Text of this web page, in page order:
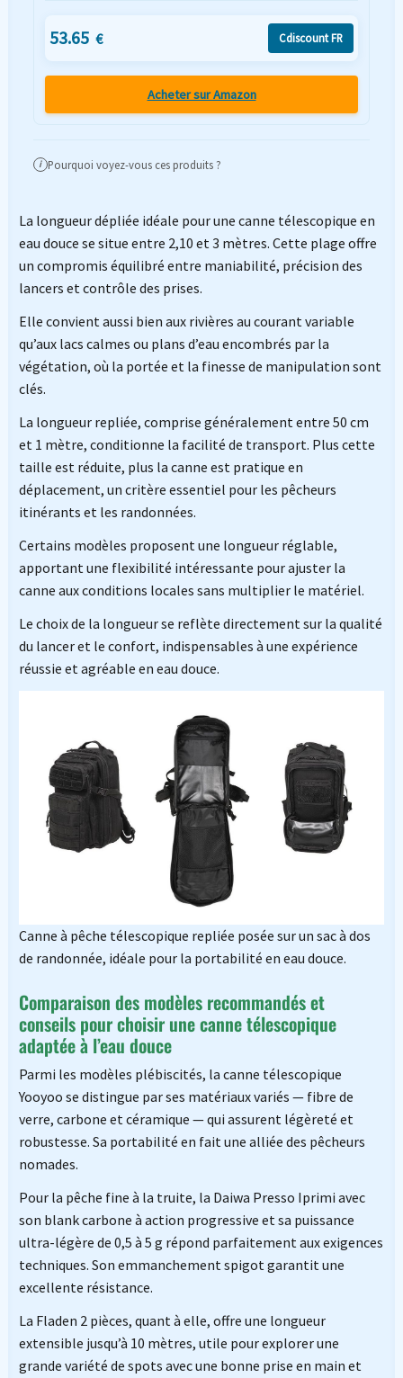
53.65 € Cdiscount FR
Acheter sur Amazon
i Pourquoi voyez-vous ces produits ?
La longueur dépliée idéale pour une canne télescopique en
eau douce se situe entre 2,10 et 3 mètres. Cette plage offre
un compromis équilibré entre maniabilité, précision des
lancers et contrôle des prises.
Elle convient aussi bien aux rivières au courant variable
qu’aux lacs calmes ou plans d’eau encombrés par la
végétation, où la portée et la finesse de manipulation sont
clés.
La longueur repliée, comprise généralement entre 50 cm
et 1 mètre, conditionne la facilité de transport. Plus cette
taille est réduite, plus la canne est pratique en
déplacement, un critère essentiel pour les pêcheurs
itinérants et les randonnées.
Certains modèles proposent une longueur réglable,
apportant une flexibilité intéressante pour ajuster la
canne aux conditions locales sans multiplier le matériel.
Le choix de la longueur se reflète directement sur la qualité
du lancer et le confort, indispensables à une expérience
réussie et agréable en eau douce.
Canne à pêche télescopique repliée posée sur un sac à dos
de randonnée, idéale pour la portabilité en eau douce.
Comparaison des modèles recommandés et
conseils pour choisir une canne télescopique
adaptée à l’eau douce
Parmi les modèles plébiscités, la canne télescopique
Yooyoo se distingue par ses matériaux variés — fibre de
verre, carbone et céramique — qui assurent légèreté et
robustesse. Sa portabilité en fait une alliée des pêcheurs
nomades.
Pour la pêche fine à la truite, la Daiwa Presso Iprimi avec
son blank carbone à action progressive et sa puissance
ultra-légère de 0,5 à 5 g répond parfaitement aux exigences
techniques. Son emmanchement spigot garantit une
excellente résistance.
La Fladen 2 pièces, quant à elle, offre une longueur
extensible jusqu’à 10 mètres, utile pour explorer une
grande variété de spots avec une bonne prise en main et